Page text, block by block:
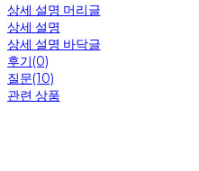
상세 설명 머리글
상세 설명
상세 설명 바닥글
후기(0)
질문(10)
관련 상품